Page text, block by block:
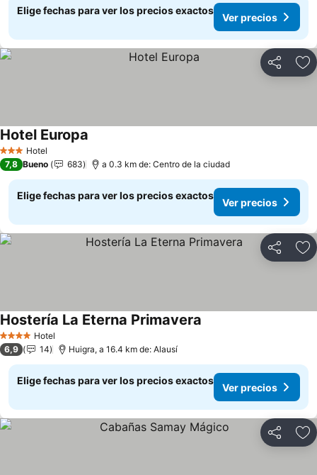
Elige fechas para ver los precios exactos
Ver precios
Compartir
3 Estrellas
Hotel
Hotel Europa
7,8 Bueno 683 a 0.3 km de: Centro de la ciudad
Elige fechas para ver los precios exactos
Ver precios
Compartir
4 EstrellasHotel
Hostería La Eterna Primavera
6,9 14 Huigra, a 16.4 km de: Alausí
Elige fechas para ver los precios exactos
Ver precios
Compartir